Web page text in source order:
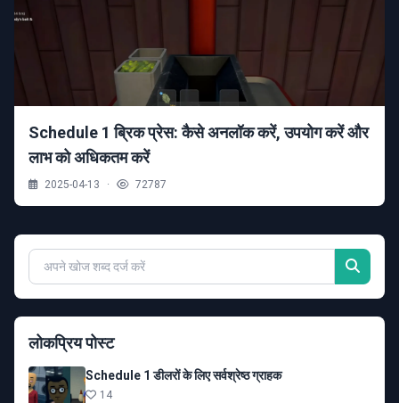
Schedule 1 ब्रिक प्रेस: कैसे अनलॉक करें, उपयोग करें और
लाभ को अधिकतम करें
2025-04-13 · 72787
लोकप्रिय पोस्ट
Schedule 1 डीलरों के लिए सर्वश्रेष्ठ ग्राहक
14